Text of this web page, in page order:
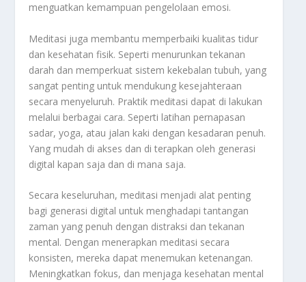
menguatkan kemampuan pengelolaan emosi.
Meditasi juga membantu memperbaiki kualitas tidur
dan kesehatan fisik. Seperti menurunkan tekanan
darah dan memperkuat sistem kekebalan tubuh, yang
sangat penting untuk mendukung kesejahteraan
secara menyeluruh. Praktik meditasi dapat di lakukan
melalui berbagai cara. Seperti latihan pernapasan
sadar, yoga, atau jalan kaki dengan kesadaran penuh.
Yang mudah di akses dan di terapkan oleh generasi
digital kapan saja dan di mana saja.
Secara keseluruhan, meditasi menjadi alat penting
bagi generasi digital untuk menghadapi tantangan
zaman yang penuh dengan distraksi dan tekanan
mental. Dengan menerapkan meditasi secara
konsisten, mereka dapat menemukan ketenangan.
Meningkatkan fokus, dan menjaga kesehatan mental